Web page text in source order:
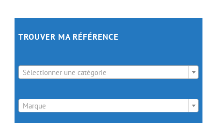
TROUVER MA RÉFÉRENCE
Sélectionner une catégorie
Marque